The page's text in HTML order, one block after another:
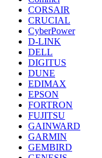
CORSAIR
CRUCIAL
CyberPower
D-LINK
DELL
DIGITUS
DUNE
EDIMAX
EPSON
FORTRON
FUJITSU
GAINWARD
GARMIN
GEMBIRD